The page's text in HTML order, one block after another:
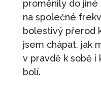
proměnily do jiné
na společné
bolestivý přerod
jsem chápat, jak
v pravdě k sobě i
bolí.